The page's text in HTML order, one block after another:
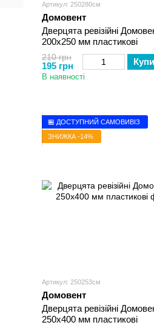
Артикул: 250280см
Домовент
Дверцята ревізійні
200х250 мм пластикові
210 грн
195 грн
В наявності
🏪 ДОСТУПНИЙ САМОВИВІЗ
ЗНИЖКА -14%
Артикул: 250253см
Домовент
Дверцята ревізійні
250х400 мм пластикові